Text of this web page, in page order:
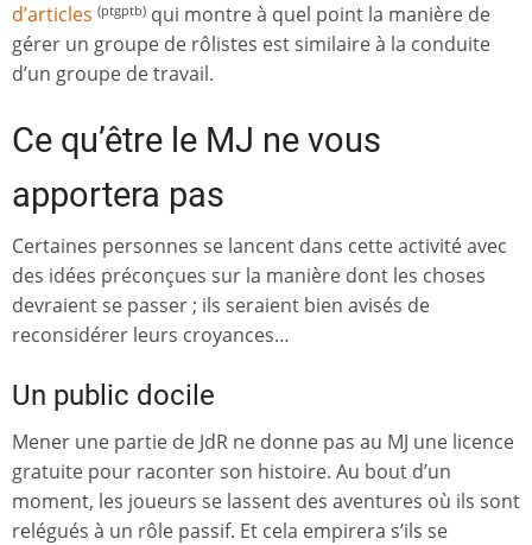
d’articles (ptgptb) qui montre à quel point la manière de
gérer un groupe de rôlistes est similaire à la conduite
d’un groupe de travail.
Ce qu’être le MJ ne vous
apportera pas
Certaines personnes se lancent dans cette activité avec
des idées préconçues sur la manière dont les choses
devraient se passer ; ils seraient bien avisés de
reconsidérer leurs croyances…
Un public docile
Mener une partie de JdR ne donne pas au MJ une licence
gratuite pour raconter son histoire. Au bout d’un
moment, les joueurs se lassent des aventures où ils sont
relégués à un rôle passif. Et cela empirera s’ils se